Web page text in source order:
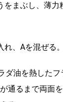
まぶし、薄力
、Aを混ぜる。
油を熱したフ
通るまで両面